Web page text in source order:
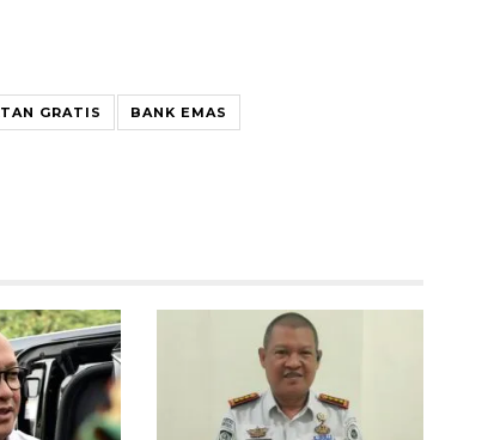
GRATIS BANK EMAS
Ekspedisi Rupiah Berdaulat
2026 sambangi Papua